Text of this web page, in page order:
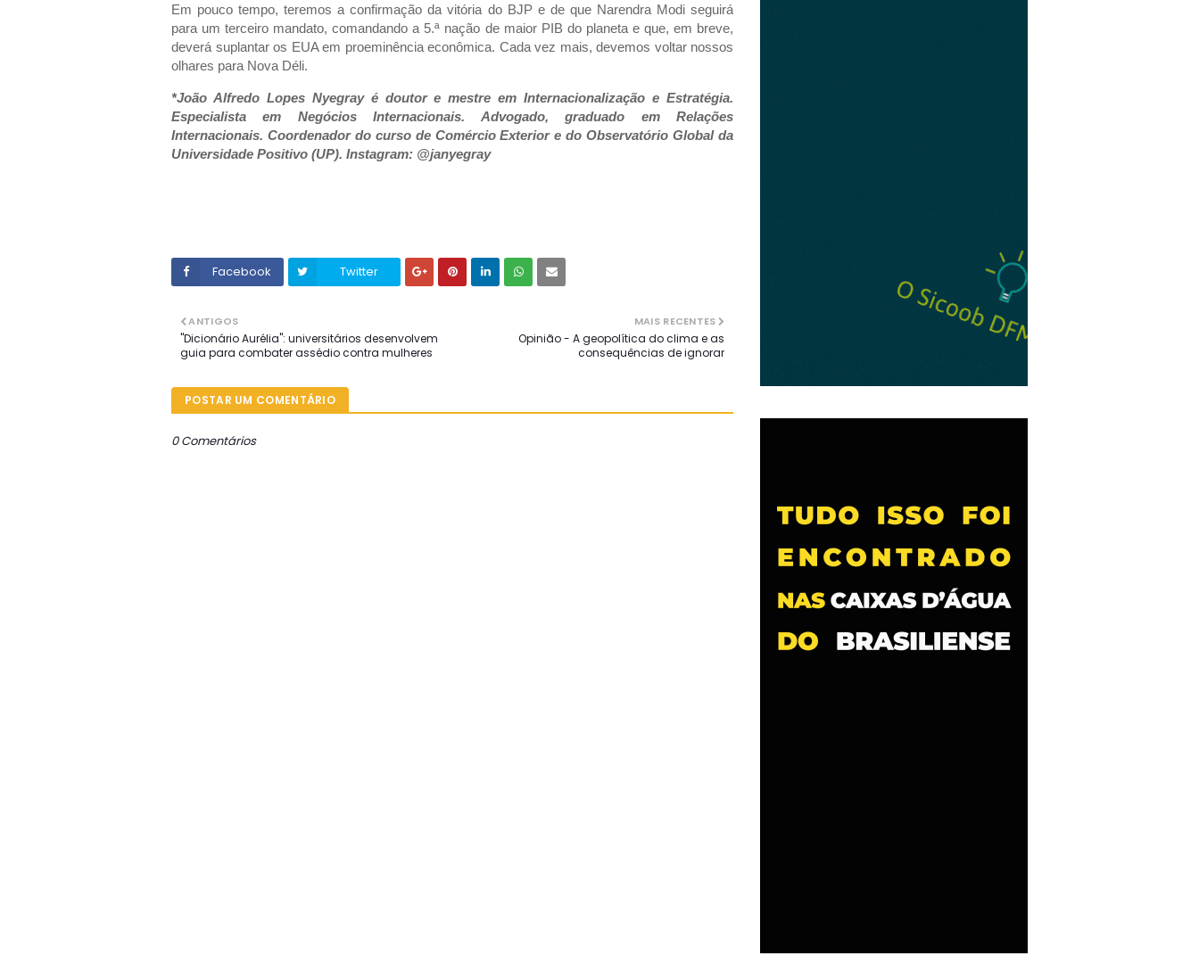
Em pouco tempo, teremos a confirmação da vitória do BJP e de que Narendra Modi seguirá
para um terceiro mandato, comandando a 5.ª nação de maior PIB do planeta e que, em breve,
deverá suplantar os EUA em proeminência econômica. Cada vez mais, devemos voltar nossos
olhares para Nova Déli.
*João Alfredo Lopes Nyegray é doutor e mestre em Internacionalização e Estratégia.
Especialista em Negócios Internacionais. Advogado, graduado em Relações
Internacionais. Coordenador do curso de Comércio Exterior e do Observatório Global da
Universidade Positivo (UP). Instagram: @janyegray
Facebook Twitter
MAIS RECENTES
Opinião - A geopolítica do clima e as
consequências de ignorar
ANTIGOS
"Dicionário Aurélia": universitários desenvolvem
guia para combater assédio contra mulheres
POSTAR UM COMENTÁRIO
0 Comentários